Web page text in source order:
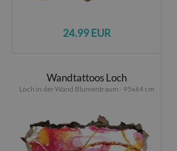
24.99 EUR
Wandtattoos Loch
Loch in der Wand Blumentraum - 95x64 cm